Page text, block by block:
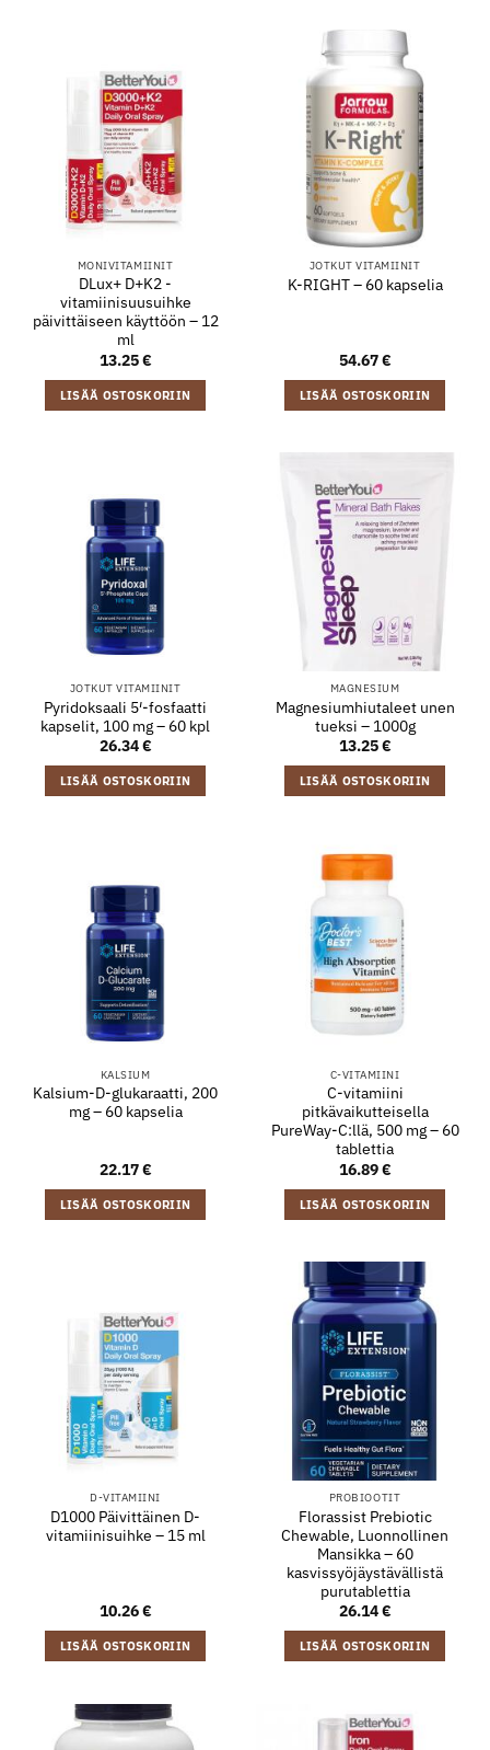
MONIVITAMIINIT
DLux+ D+K2 -
vitamiinisuusuihke
päivittäiseen käyttöön – 12
ml
13.25€
LISÄÄ OSTOSKORIIN
JOTKUT VITAMIINIT
K-RIGHT – 60 kapselia
54.67€
LISÄÄ OSTOSKORIIN
JOTKUT VITAMIINIT
Pyridoksaali 5′-fosfaatti
kapselit, 100 mg – 60 kpl
26.34€
LISÄÄ OSTOSKORIIN
MAGNESIUM
Magnesiumhiutaleet unen
tueksi – 1000g
13.25€
LISÄÄ OSTOSKORIIN
KALSIUM
Kalsium-D-glukaraatti, 200
mg – 60 kapselia
22.17€
LISÄÄ OSTOSKORIIN
C-VITAMIINI
C-vitamiini
pitkävaikutteisella
PureWay-C:llä, 500 mg – 60
tablettia
16.89€
LISÄÄ OSTOSKORIIN
D-VITAMIINI
D1000 Päivittäinen D-
vitamiinisuihke – 15 ml
10.26€
LISÄÄ OSTOSKORIIN
PROBIOOTIT
Florassist Prebiotic
Chewable, Luonnollinen
Mansikka – 60
kasvissyöjäystävällistä
purutablettia
26.14€
LISÄÄ OSTOSKORIIN